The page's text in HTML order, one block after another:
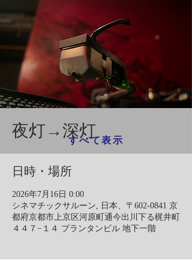
夜灯→深灯
日時・場所
2026年7月16日 0:00
シネマチックサルーン, 日本、〒602-0841 京
都府京都市上京区河原町通今出川下る梶井町
４４７−１４ プランタンビル 地下一階
すべて表示